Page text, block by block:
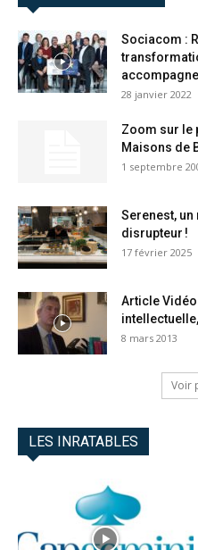
Sociacom :
28 janvier 2022
Zoom sur le
Maisons de
1 septembre
Serenest,
disrupteur !
17 février 2025
Article Vidéo
8 mars 2013
Voir
LES INRATABLES